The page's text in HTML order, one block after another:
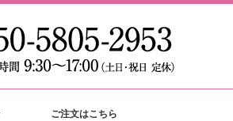
ご注文はこちら